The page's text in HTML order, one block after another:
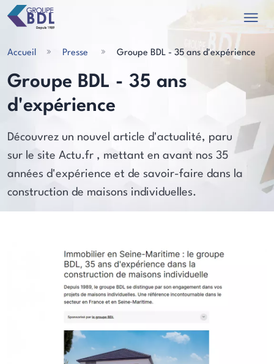
actualités
Accueil Presse Groupe BDL - 35 ans d'expérience
Groupe BDL - 35 ans
d'expérience
Découvrez un nouvel article d'actualité, paru
sur le site Actu.fr , mettant en avant nos 35
années d'expérience et de savoir-faire dans la
construction de maisons individuelles.